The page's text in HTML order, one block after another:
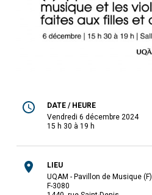
DATE / HEURE
vendredi 6 décembre 2024
15 h 30 à 19 h
LIEU
UQAM - Pavillon de Musique (F)
F-3080